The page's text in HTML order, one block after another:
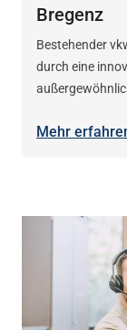
Bregenz
Bestehender
durch eine
Mehr